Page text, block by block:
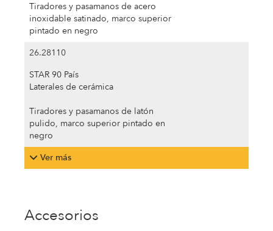
Tiradores y pasamanos de acero
inoxidable satinado, marco superior
pintado en negro
26.28110
STAR 90 País
Laterales de cerámica
Tiradores y pasamanos de latón
pulido, marco superior pintado en
negro
Ver más
Accesorios